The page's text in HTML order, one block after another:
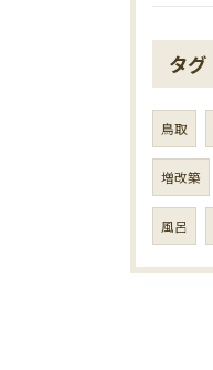
タグ
鳥取
増改築
風呂